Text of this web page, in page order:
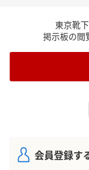
東京靴
掲示板の閲
会員登録す